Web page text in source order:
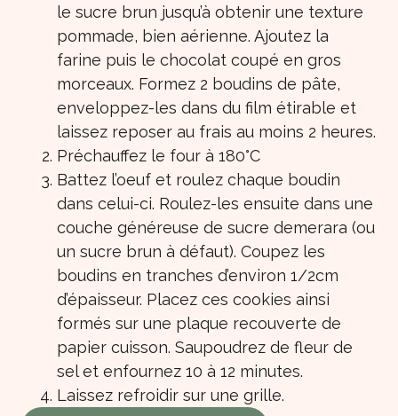
le sucre brun jusqu’à obtenir une texture
pommade, bien aérienne. Ajoutez la
farine puis le chocolat coupé en gros
morceaux. Formez 2 boudins de pâte,
enveloppez-les dans du film étirable et
laissez reposer au frais au moins 2 heures.
Préchauffez le four à 180°C
Battez l’oeuf et roulez chaque boudin
dans celui-ci. Roulez-les ensuite dans une
couche généreuse de sucre demerara (ou
un sucre brun à défaut). Coupez les
boudins en tranches d’environ 1/2cm
d’épaisseur. Placez ces cookies ainsi
formés sur une plaque recouverte de
papier cuisson. Saupoudrez de fleur de
sel et enfournez 10 à 12 minutes.
Laissez refroidir sur une grille.